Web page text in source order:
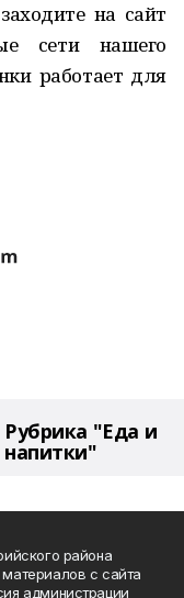
на сайт
сети нашего
работает для
Рубрика "Еда и
напитки"
района
с сайта
администрации